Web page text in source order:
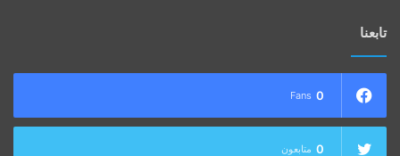
تابعنا
0
Fans
0 متابعون